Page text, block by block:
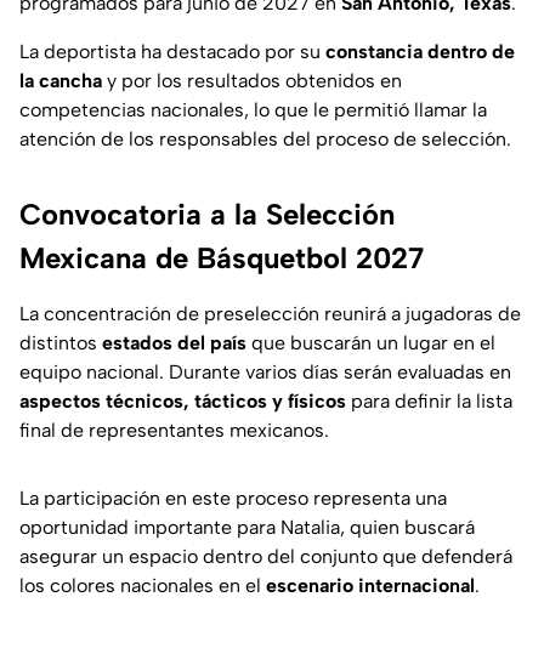
La deportista ha destacado por su constancia dentro de
la cancha y por los resultados obtenidos en
competencias nacionales, lo que le permitió llamar la
atención de los responsables del proceso de selección.
Convocatoria a la Selección
Mexicana de Básquetbol 2027
La concentración de preselección reunirá a jugadoras de
distintos estados del país que buscarán un lugar en el
equipo nacional. Durante varios días serán evaluadas en
aspectos técnicos, tácticos y físicos para definir la lista
final de representantes mexicanos.
La participación en este proceso representa una
oportunidad importante para Natalia, quien buscará
asegurar un espacio dentro del conjunto que defenderá
los colores nacionales en el escenario internacional.